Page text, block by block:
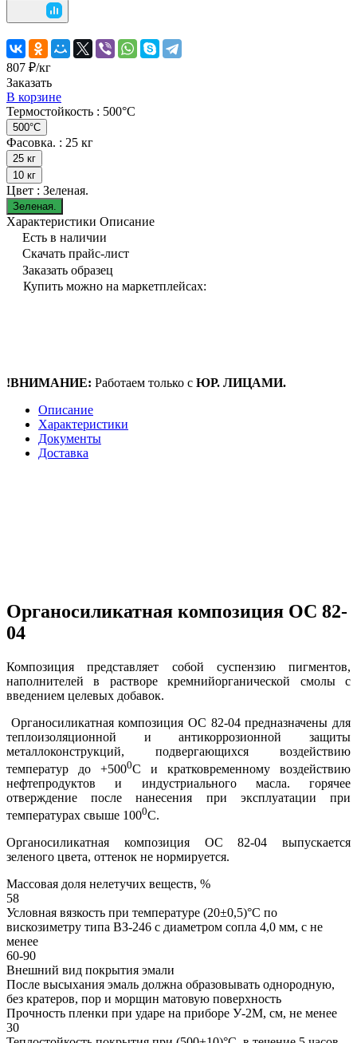
807 ₽/кг
Заказать
В корзине
Термостойкость : 500°C
500°C
Фасовка. : 25 кг
25 кг
10 кг
Цвет : Зеленая.
Зеленая.
Характеристики Описание
Есть в наличии
Скачать прайс-лист
Заказать образец
Купить можно на маркетплейсах:
!ВНИМАНИЕ: Работаем только с ЮР. ЛИЦАМИ.
Описание
Характеристики
Документы
Доставка
Органосиликатная композиция ОС 82-
04
Композиция представляет собой суспензию пигментов,
наполнителей в растворе кремнийорганической смолы с
введением целевых добавок.
Органосиликатная композиция ОС 82-04 предназначены для
теплоизоляционной и антикоррозионной защиты
металлоконструкций, подвергающихся воздействию
температур до +5000С и кратковременному воздействию
нефтепродуктов и индустриального масла. горячее
отверждение после нанесения при эксплуатации при
температурах свыше 1000С.
Органосиликатная композиция ОС 82-04 выпускается
зеленого цвета, оттенок не нормируется.
Массовая доля нелетучих веществ, %
58
Условная вязкость при температуре (20±0,5)°С по
вискозиметру типа ВЗ-246 с диаметром сопла 4,0 мм, с не
менее
60-90
Внешний вид покрытия эмали
После высыхания эмаль должна образовывать однородную,
без кратеров, пор и морщин матовую поверхность
Прочность пленки при ударе на приборе У-2М, см, не менее
30